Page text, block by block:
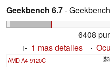
Geekbench 6.7-
6408
+ 1 mas detalles -
AMD A4-9120C